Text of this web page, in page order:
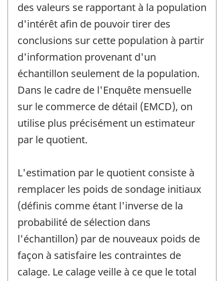
des valeurs se rapportant à la population
d'intérêt afin de pouvoir tirer des
conclusions sur cette population à partir
d'information provenant d'un
échantillon seulement de la population.
Dans le cadre de l'Enquête mensuelle
sur le commerce de détail (EMCD), on
utilise plus précisément un estimateur
par le quotient.
L'estimation par le quotient consiste à
remplacer les poids de sondage initiaux
(définis comme étant l'inverse de la
probabilité de sélection dans
l'échantillon) par de nouveaux poids de
façon à satisfaire les contraintes de
calage. Le calage veille à ce que le total